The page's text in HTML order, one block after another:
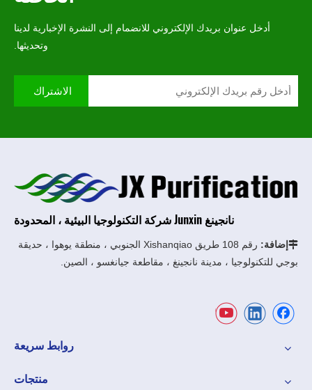
أدخل عنوان بريدك الإلكتروني للانضمام إلى النشرة الإخبارية لدينا
وتحديثها.
الاشتراك
نانجينغ Junxin شركة التكنولوجيا البيئية ، المحدودة
 إضافة:
رقم 108 طريق Xishanqiao الجنوبي ، منطقة يوهوا ، حديقة
بوجي للتكنولوجيا ، مدينة نانجينغ ، مقاطعة جيانغسو ، الصين.
روابط سريعة
منتجات